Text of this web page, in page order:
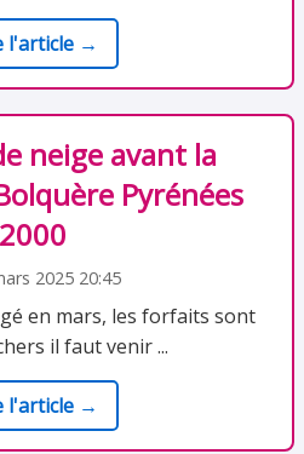
l'article →
neige avant la
Pyrénées
2000
2025 20:45
en mars, les forfaits sont
il faut venir ...
l'article →